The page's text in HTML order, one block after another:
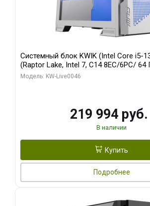
Системный блок KWIK (Intel Core i5-
(Raptor Lake, Intel 7, C14 8EC/6PC/
Gigabyte RTX5060Ti GAMING OC 8GB
Модель: KW-Live0046
219 994 руб.
В наличии
Купить
Подробнее